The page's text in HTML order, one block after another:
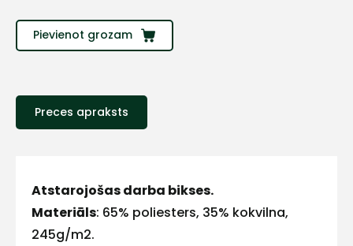
Pievienot grozam
Preces apraksts
Atstarojošas darba bikses.
Materiāls: 65% poliesters, 35% kokvilna,
245g/m2.